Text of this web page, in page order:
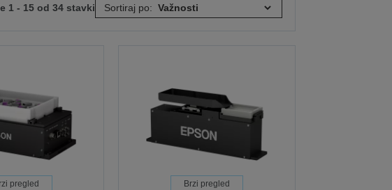
1 - 15 od 34 stavki Sortiraj po:
pregled Brzi pregled